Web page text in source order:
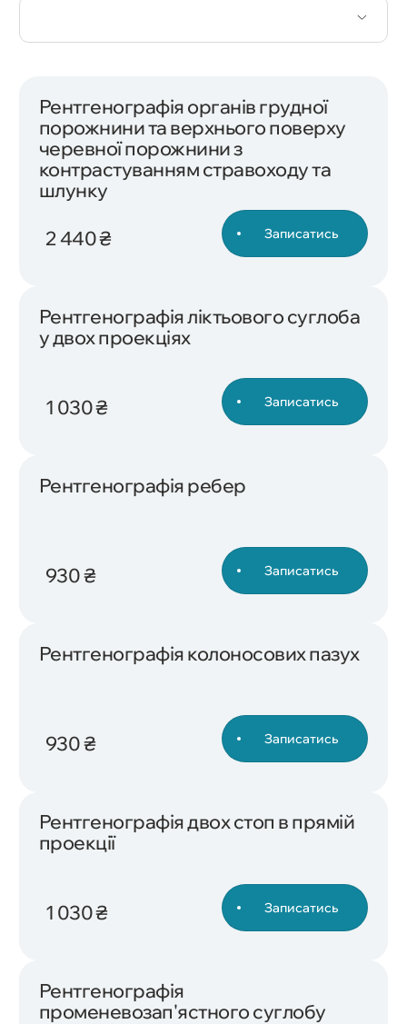
Рентгенографія органів грудної
порожнини та верхнього поверху
черевної порожнини з
контрастуванням стравоходу та
шлунку
2 440 ₴ Записатись
Рентгенографія ліктьового суглоба
у двох проекціях
1 030 ₴ Записатись
Рентгенографія ребер
930 ₴ Записатись
Рентгенографія колоносових пазух
930 ₴ Записатись
Рентгенографія двох стоп в прямій
проекції
1 030 ₴ Записатись
Рентгенографія
променевозап'ястного суглобу